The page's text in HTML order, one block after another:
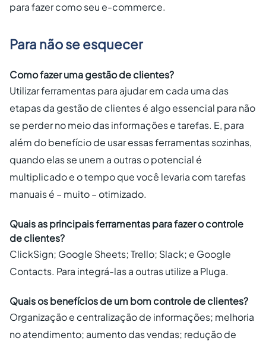
para fazer como seu e-commerce.
Para não se esquecer
Como fazer uma gestão de clientes?
Utilizar ferramentas para ajudar em cada uma das
etapas da gestão de clientes é algo essencial para não
se perder no meio das informações e tarefas. E, para
além do benefício de usar essas ferramentas sozinhas,
quando elas se unem a outras o potencial é
multiplicado e o tempo que você levaria com tarefas
manuais é – muito – otimizado.
Quais as principais ferramentas para fazer o controle
de clientes?
ClickSign; Google Sheets; Trello; Slack; e Google
Contacts. Para integrá-las a outras utilize a Pluga.
Quais os benefícios de um bom controle de clientes?
Organização e centralização de informações; melhoria
no atendimento; aumento das vendas; redução de